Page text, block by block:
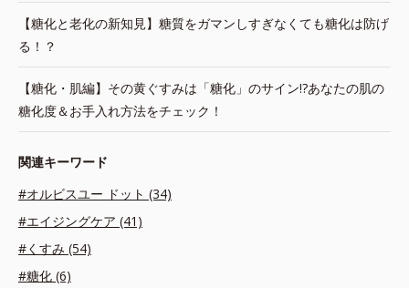
【糖化と老化の新知見】糖質をガマンしすぎなくても糖化は防げ
る！？
【糖化・肌編】その黄ぐすみは「糖化」のサイン!?あなたの肌の
糖化度＆お手入れ方法をチェック！
関連キーワード
#オルビスユー ドット (34)
#エイジングケア (41)
#くすみ (54)
#糖化 (6)